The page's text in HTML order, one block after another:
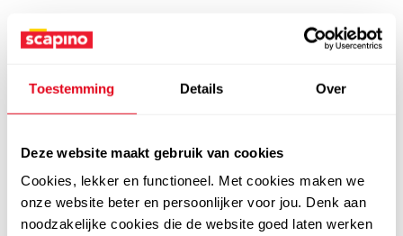
Toestemming Details Over
Deze website maakt gebruik van cookies
Cookies, lekker en functioneel. Met cookies maken we
onze website beter en persoonlijker voor jou. Denk aan
noodzakelijke cookies die de website goed laten werken